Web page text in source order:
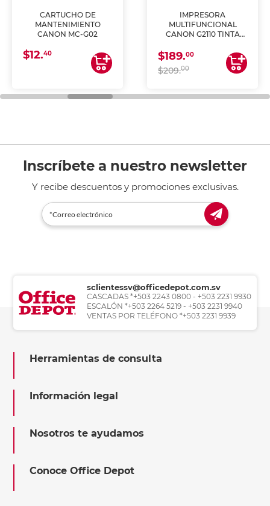
CARTUCHO DE
MANTENIMIENTO
CANON MC-G02
$12.40
IMPRESORA
MULTIFUNCIONAL
CANON G2110 TINTA
$189.00
$209.00
Inscríbete a nuestro newsletter
Y recibe descuentos y promociones exclusivas.
sclientessv@officedepot.com.sv
CASCADAS *+503 2243 0800 - +503 2231 9930
ESCALÓN *+503 2264 5219 - +503 2231 9940
VENTAS POR TELÉFONO *+503 2231 9939
Herramientas de consulta
Información legal
Nosotros te ayudamos
Conoce Office Depot